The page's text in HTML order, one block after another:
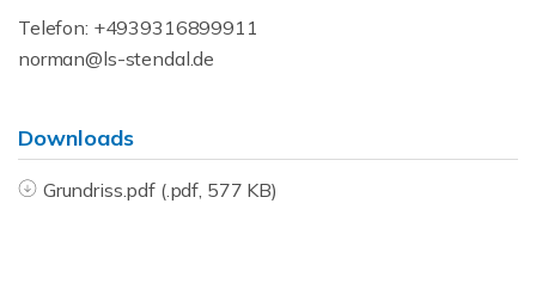
Telefon: +4939316899911
norman@ls-stendal.de
Downloads
Grundriss.pdf (.pdf, 577 KB)